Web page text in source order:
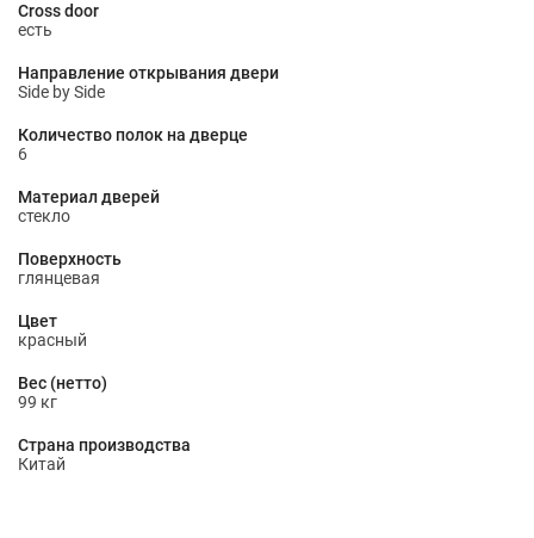
Cross door
есть
Направление открывания двери
Side by Side
Количество полок на дверце
6
Материал дверей
стекло
Поверхность
глянцевая
Цвет
красный
Вес (нетто)
99 кг
Страна производства
Китай